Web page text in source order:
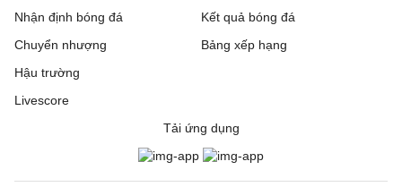
Nhận định bóng đá
Chuyển nhượng
Hậu trường
Livescore
Kết quả bóng đá
Bảng xếp hạng
Tải ứng dụng